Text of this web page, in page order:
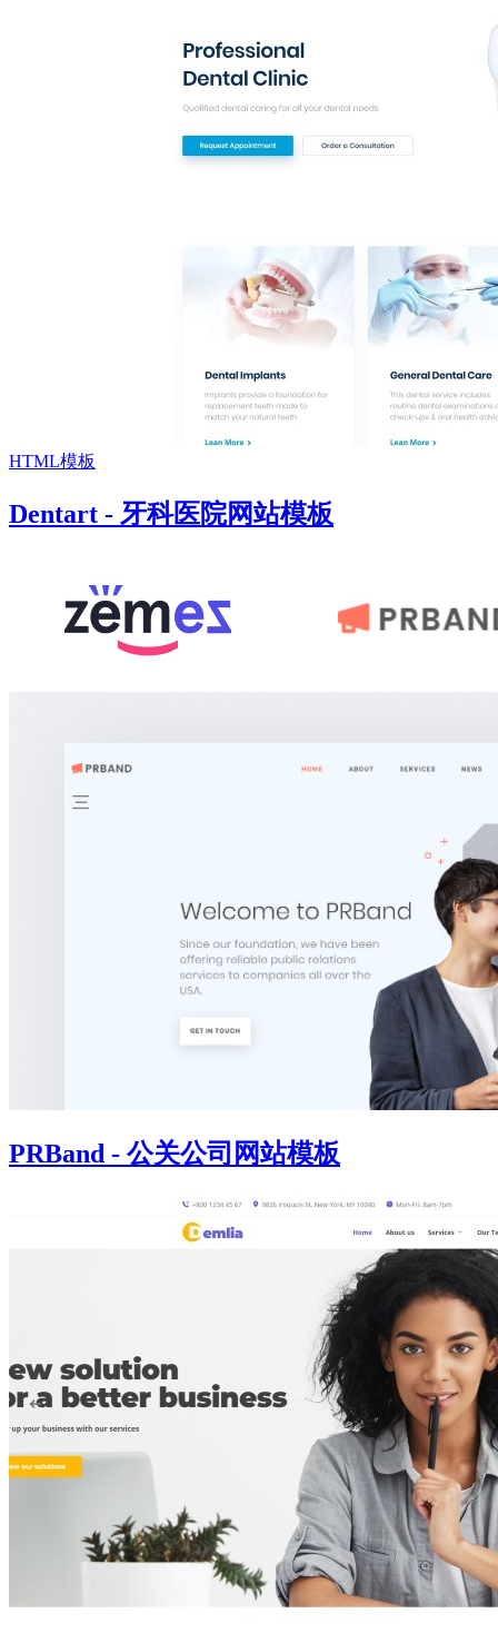
HTML模板
Dentart - 牙科医院网站模板
PRBand - 公关公司网站模板